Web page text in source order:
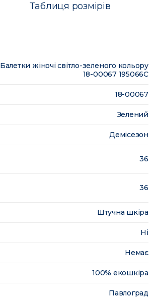
Таблиця розмірів
Балетки жіночі світло-зеленого кольору
18-00067 195066C
18-00067
Зелений
Демісезон
36
36
Штучна шкіра
Ні
Немає
100% екошкіра
Павлоград